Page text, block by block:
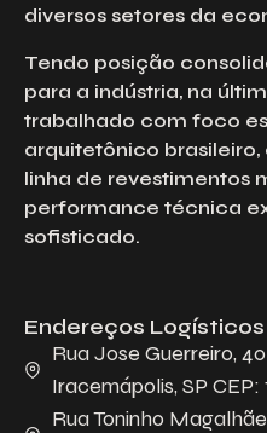
diversos setores da
Tendo posição
para a indústria, na
trabalhado com foco
arquitetônico
linha de revestimentos
performance técnica
sofisticado.
Endereços Logísticos
Rua Jose Guerreiro,
Iracemápolis, SP CEP:
Rua Toninho
Email
Telefone
Empresa
Descreva aqui seu
que nós iremos
solução.